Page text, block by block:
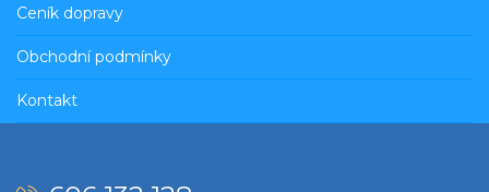
Ceník dopravy
Obchodní podmínky
Kontakt